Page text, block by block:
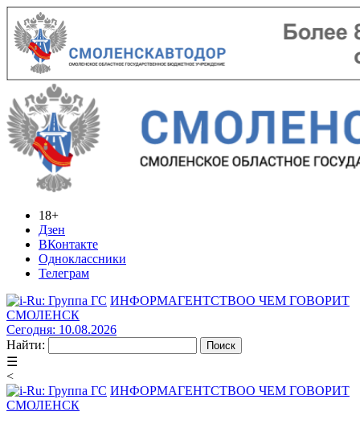
18+
Дзен
ВКонтакте
Одноклассники
Телеграм
ИНФОРМАГЕНТСТВОО ЧЕМ ГОВОРИТ
СМОЛЕНСК
Сегодня: 10.08.2026
Найти:
☰
<
ИНФОРМАГЕНТСТВОО ЧЕМ ГОВОРИТ
СМОЛЕНСК